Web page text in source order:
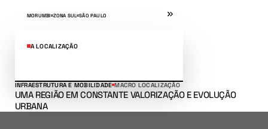
MORUMBI ZONA SUL SÃO PAULO
A LOCALIZAÇÃO
INFRAESTRUTURA E MOBILIDADE MACRO LOCALIZAÇÃO
UMA REGIÃO EM CONSTANTE VALORIZAÇÃO E EVOLUÇÃO
URBANA